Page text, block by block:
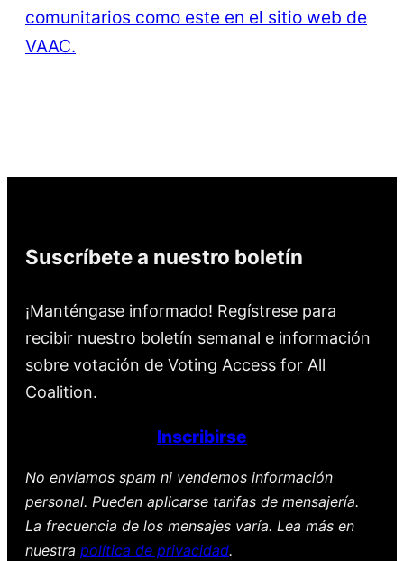
comunitarios como este en el sitio web de
VAAC.
Suscríbete a nuestro boletín
¡Manténgase informado! Regístrese para
recibir nuestro boletín semanal e información
sobre votación de Voting Access for All
Coalition.
Inscribirse
No enviamos spam ni vendemos información
personal. Pueden aplicarse tarifas de mensajería.
La frecuencia de los mensajes varía. Lea más en
nuestra política de privacidad.